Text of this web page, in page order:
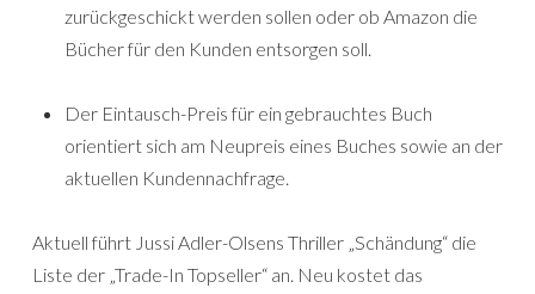
zurückgeschickt werden sollen oder ob Amazon die
Bücher für den Kunden entsorgen soll.
Der Eintausch-Preis für ein gebrauchtes Buch
orientiert sich am Neupreis eines Buches sowie an der
aktuellen Kundennachfrage.
Aktuell führt Jussi Adler-Olsens Thriller „Schändung“ die
Liste der „Trade-In Topseller“ an. Neu kostet das